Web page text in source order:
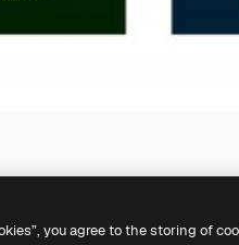
you agree to the storing of